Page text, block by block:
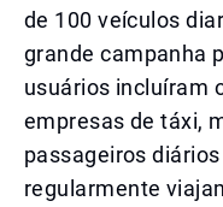
de 100 veículos
grande campanha
usuários incluíram
empresas de táxi,
passageiros
regularmente